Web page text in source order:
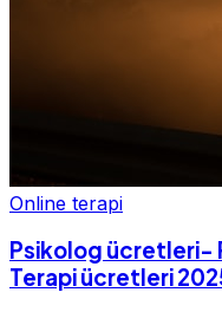
Online terapi
Psikolog ücretleri-
Terapi ücretleri